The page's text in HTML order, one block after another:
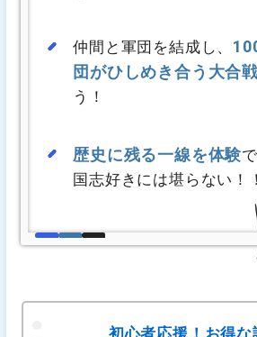
仲間と軍団を結成し、
団がひしめき合う大合
う！
歴史に残る一線を体験
国志好きには堪らない！！
初心者応援！お得な